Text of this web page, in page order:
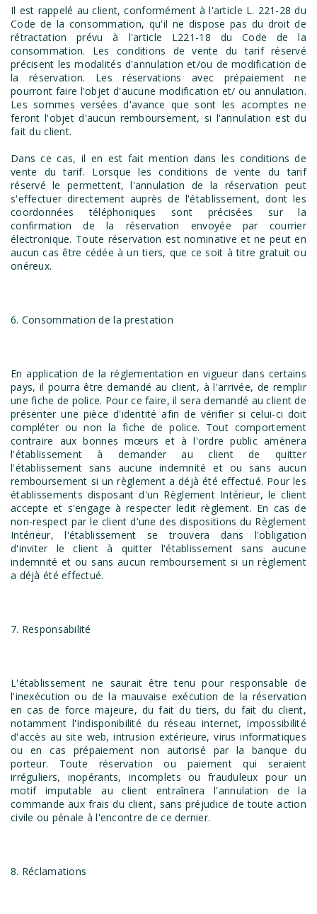
Il est rappelé au client, conformément à l'article L. 221-28 du
Code de la consommation, qu'il ne dispose pas du droit de
rétractation prévu à l'article L221-18 du Code de la
consommation. Les conditions de vente du tarif réservé
précisent les modalités d'annulation et/ou de modification de
la réservation. Les réservations avec prépaiement ne
pourront faire l'objet d'aucune modification et/ ou annulation.
Les sommes versées d'avance que sont les acomptes ne
feront l'objet d'aucun remboursement, si l'annulation est du
fait du client.
Dans ce cas, il en est fait mention dans les conditions de
vente du tarif. Lorsque les conditions de vente du tarif
réservé le permettent, l'annulation de la réservation peut
s'effectuer directement auprès de l'établissement, dont les
coordonnées téléphoniques sont précisées sur la
confirmation de la réservation envoyée par courrier
électronique. Toute réservation est nominative et ne peut en
aucun cas être cédée à un tiers, que ce soit à titre gratuit ou
onéreux.
6. Consommation de la prestation
En application de la réglementation en vigueur dans certains
pays, il pourra être demandé au client, à l'arrivée, de remplir
une fiche de police. Pour ce faire, il sera demandé au client de
présenter une pièce d'identité afin de vérifier si celui-ci doit
compléter ou non la fiche de police. Tout comportement
contraire aux bonnes mœurs et à l'ordre public amènera
l'établissement à demander au client de quitter
l'établissement sans aucune indemnité et ou sans aucun
remboursement si un règlement a déjà été effectué. Pour les
établissements disposant d'un Règlement Intérieur, le client
accepte et s'engage à respecter ledit règlement. En cas de
non-respect par le client d'une des dispositions du Règlement
Intérieur, l'établissement se trouvera dans l'obligation
d'inviter le client à quitter l'établissement sans aucune
indemnité et ou sans aucun remboursement si un règlement
a déjà été effectué.
7. Responsabilité
L'établissement ne saurait être tenu pour responsable de
l'inexécution ou de la mauvaise exécution de la réservation
en cas de force majeure, du fait du tiers, du fait du client,
notamment l'indisponibilité du réseau internet, impossibilité
d'accès au site web, intrusion extérieure, virus informatiques
ou en cas prépaiement non autorisé par la banque du
porteur. Toute réservation ou paiement qui seraient
irréguliers, inopérants, incomplets ou frauduleux pour un
motif imputable au client entraînera l'annulation de la
commande aux frais du client, sans préjudice de toute action
civile ou pénale à l'encontre de ce dernier.
8. Réclamations